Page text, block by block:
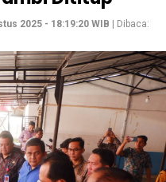
2025 - 18:19:20 WIB | Dibaca: